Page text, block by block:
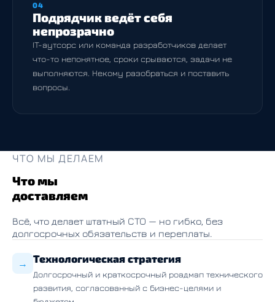
04
Подрядчик ведёт себя
непрозрачно
IT-аутсорс или команда разработчиков делает
что-то непонятное, сроки срываются, задачи не
выполняются. Некому разобраться и поставить
вопросы.
ЧТО МЫ ДЕЛАЕМ
Что мы
доставляем
Всё, что делает штатный CTO — но гибко, без
долгосрочных обязательств и переплаты.
→ Технологическая стратегия
Долгосрочный и краткосрочный роадмап технического
развития, согласованный с бизнес-целями и